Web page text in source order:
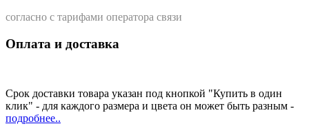
согласно с тарифами оператора связи
Оплата и доставка
Срок доставки товара указан под кнопкой "Купить в один
клик" - для каждого размера и цвета он может быть разным -
подробнее..